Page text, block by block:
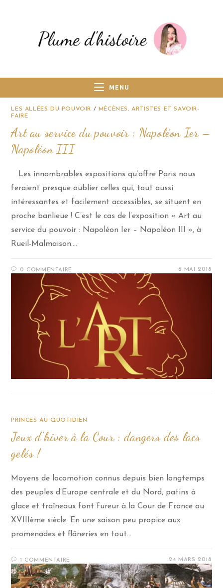
MENU
LES ALLÉES DU POUVOIR / MÉCÈNES, ARTISTES ET SAVOIR-
FAIRE
Art au service du pouvoir : Napoléon Ier –
Napoléon III
Les innombrables expositions qu’offre Paris nous
feraient presque oublier celles qui, tout aussi
intéressantes et facilement accessibles, se situent en
proche banlieue ! C’est le cas de l’exposition « Art au
service du pouvoir : Napoléon Ier – Napoléon III », à
Rueil-Malmaison.…
0 COMMENTAIRE 6 MAI 2018
PRINCES AU QUOTIDIEN
Jeux d’hiver à la Cour : dangers des lacs
gelés !
Moyens de locomotion connus depuis bien longtemps
des peuples d’Europe centrale et du Nord, patins à
glace et traîneaux font fureur à la Cour de France au
XVIIIème siècle. En une saison peu propice aux
promenades et flâneries en tout…
1 COMMENTAIRE 24 MARS 2018